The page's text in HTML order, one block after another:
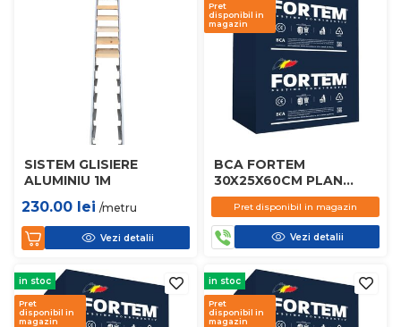
SISTEM GLISIERE
ALUMINIU 1M
230.00 lei /metru
Vezi detalii
Pret
disponibil in
magazin
BCA FORTEM
30X25X60CM PLAN
D450
Pret disponibil in magazin
Vezi detalii
in stoc
Pret
disponibil in
magazin
in stoc
Pret
disponibil in
magazin